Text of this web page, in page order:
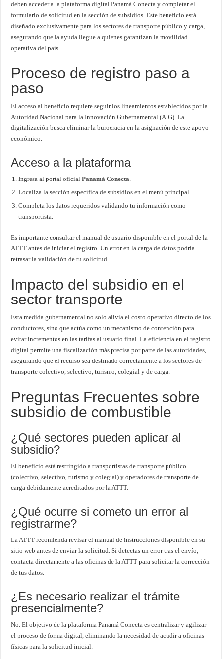
deben acceder a la plataforma digital Panamá Conecta y completar el
formulario de solicitud en la sección de subsidios. Este beneficio está
diseñado exclusivamente para los sectores de transporte público y carga,
asegurando que la ayuda llegue a quienes garantizan la movilidad
operativa del país.
Proceso de registro paso a
paso
El acceso al beneficio requiere seguir los lineamientos establecidos por la
Autoridad Nacional para la Innovación Gubernamental (AIG). La
digitalización busca eliminar la burocracia en la asignación de este apoyo
económico.
Acceso a la plataforma
Ingresa al portal oficialPanamá Conecta.
Localiza la sección específica de subsidios en el menú principal.
Completa los datos requeridos validando tu información como
transportista.
Es importante consultar el manual de usuario disponible en el portal de la
ATTT antes de iniciar el registro. Un error en la carga de datos podría
retrasar la validación de tu solicitud.
Impacto del subsidio en el
sector transporte
Esta medida gubernamental no solo alivia el costo operativo directo de los
conductores, sino que actúa como un mecanismo de contención para
evitar incrementos en las tarifas al usuario final. La eficiencia en el registro
digital permite una fiscalización más precisa por parte de las autoridades,
asegurando que el recurso sea destinado correctamente a los sectores de
transporte colectivo, selectivo, turismo, colegial y de carga.
Preguntas Frecuentes sobre
subsidio de combustible
¿Qué sectores pueden aplicar al
subsidio?
El beneficio está restringido a transportistas de transporte público
(colectivo, selectivo, turismo y colegial) y operadores de transporte de
carga debidamente acreditados por la ATTT.
¿Qué ocurre si cometo un error al
registrarme?
La ATTT recomienda revisar el manual de instrucciones disponible en su
sitio web antes de enviar la solicitud. Si detectas un error tras el envío,
contacta directamente a las oficinas de la ATTT para solicitar la corrección
de tus datos.
¿Es necesario realizar el trámite
presencialmente?
No. El objetivo de la plataforma Panamá Conecta es centralizar y agilizar
el proceso de forma digital, eliminando la necesidad de acudir a oficinas
físicas para la solicitud inicial.